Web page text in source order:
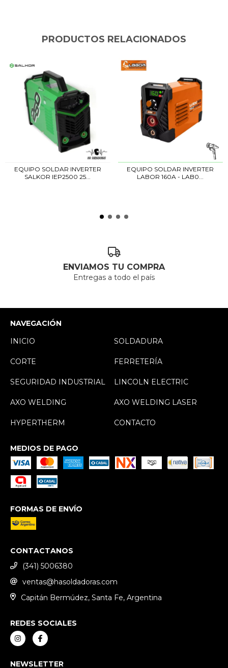
PRODUCTOS RELACIONADOS
EQUIPO SOLDAR INVERTER
SALKOR IEP2500 25...
EQUIPO SOLDAR INVERTER
LABOR 160A - LAB0...
ENVIAMOS TU COMPRA
Entregas a todo el país
NAVEGACIÓN
INICIO
SOLDADURA
CORTE FERRETERÍA
SEGURIDAD INDUSTRIAL LINCOLN ELECTRIC
AXO WELDING AXO WELDING LASER
HYPERTHERM CONTACTO
MEDIOS DE PAGO
FORMAS DE ENVÍO
CONTACTANOS
(341) 5006380
ventas@hasoldadoras.com
Capitán Bermúdez, Santa Fe, Argentina
REDES SOCIALES
NEWSLETTER